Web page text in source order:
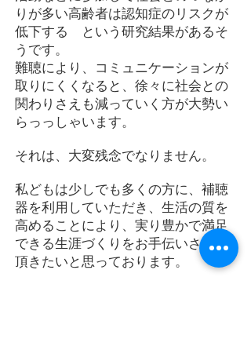
りが多い高齢者は認知症のリスクが
低下する という研究結果があるそ
うです。
難聴により、コミュニケーションが
取りにくくなると、徐々に社会との
関わりさえも減っていく方が大勢い
らっっしゃいます。
それは、大変残念でなりません。
私どもは少しでも多くの方に、補聴
器を利用していただき、生活の質を
高めることにより、実り豊かで満足
できる生涯づくりをお手伝いさせて
頂きたいと思っております。